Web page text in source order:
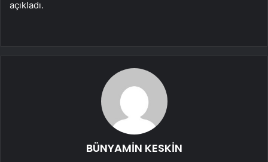
açıkladı.
BÜNYAMİN KESKİN